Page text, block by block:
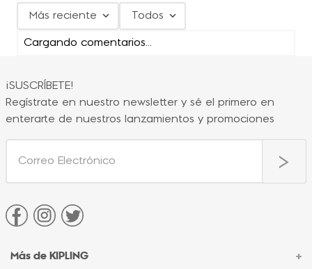
Más reciente Todos
Cargando comentarios…
¡SUSCRÍBETE!
Regístrate en nuestro newsletter y sé el primero en
enterarte de nuestros lanzamientos y promociones
Más de KIPLING +